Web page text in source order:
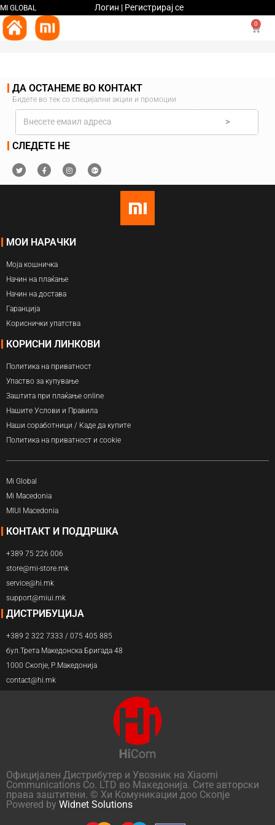
MI GLOBAL Логин | Регистрирај се
0
ДА ОСТАНЕМЕ ВО КОНТАКТ
Бидете во тек со специјални акции и промоции
>
СЛЕДЕТЕ НЕ
МОИ НАРАЧКИ
Моја кошничка
Начин на плаќање
Начин на достава
Гаранција
Кориснички упатства
КОРИСНИ ЛИНКОВИ
Политика на приватност
Упаство за купување
Заштита при плаќање online
Нашите Услови и Правила
Наши соработници / Каде да купите
Политика на приватност и cookie
Mi Global
Mi Macedonia
MIUI Macedonia
КОНТАКТ И ПОДДРШКА
+389 75 226 006
store@mi-store.mk
service@hi.mk
support@miui.mk
ДИСТРИБУЦИЈА
+389 2 322 7333 / 075 405 885
бул.Трета Македонска Бригада 48
1000 Скопје, Р.Македонија
contact@hi.mk
Официјален Дистрибутер и Увозник на Xiaomi
Communications Co. LTD во Македонија. Сите авторски
права заштитени. © Хи Комуникации доо Скопје
Powered by Widnet Solutions